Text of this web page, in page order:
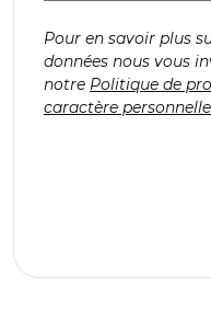
Pour en savoir plus
données nous vous
notre Politique de
caractère personnelle